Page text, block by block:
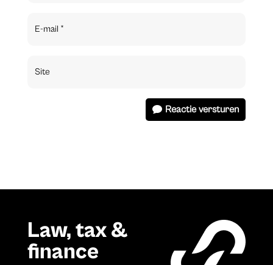
Reactie versturen
Law, tax &
finance